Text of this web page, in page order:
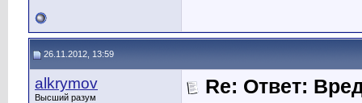
26.11.2012, 13:59
alkrymov
Высший разум
Re: Ответ: